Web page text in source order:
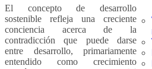
El concepto de desarrollo
sostenible refleja una creciente
conciencia acerca de la
contradicción que puede darse
entre desarrollo, primariamente
entendido como crecimiento